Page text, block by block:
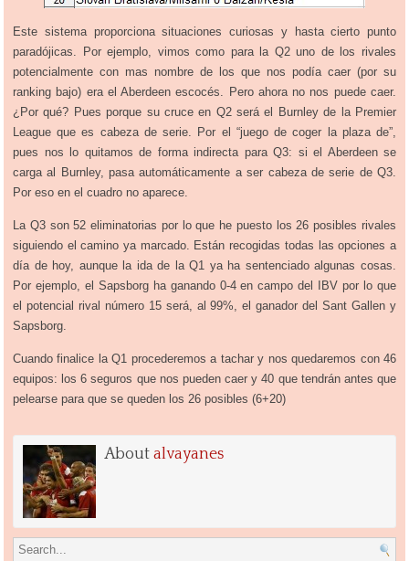
Este sistema proporciona situaciones curiosas y hasta cierto punto
paradójicas. Por ejemplo, vimos como para la Q2 uno de los rivales
potencialmente con mas nombre de los que nos podía caer (por su
ranking bajo) era el Aberdeen escocés. Pero ahora no nos puede caer.
¿Por qué? Pues porque su cruce en Q2 será el Burnley de la Premier
League que es cabeza de serie. Por el “juego de coger la plaza de”,
pues nos lo quitamos de forma indirecta para Q3: si el Aberdeen se
carga al Burnley, pasa automáticamente a ser cabeza de serie de Q3.
Por eso en el cuadro no aparece.
La Q3 son 52 eliminatorias por lo que he puesto los 26 posibles rivales
siguiendo el camino ya marcado. Están recogidas todas las opciones a
día de hoy, aunque la ida de la Q1 ya ha sentenciado algunas cosas.
Por ejemplo, el Sapsborg ha ganando 0-4 en campo del IBV por lo que
el potencial rival número 15 será, al 99%, el ganador del Sant Gallen y
Sapsborg.
Cuando finalice la Q1 procederemos a tachar y nos quedaremos con 46
equipos: los 6 seguros que nos pueden caer y 40 que tendrán antes que
pelearse para que se queden los 26 posibles (6+20)
About alvayanes
Search for: